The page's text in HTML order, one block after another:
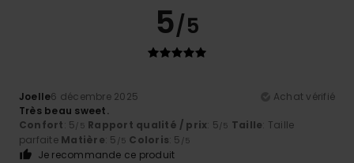
5/5
Joelle6 décembre 2025
Achat vérifié
Très beau sweet.
Confort: 5/5 Rapport qualité / prix: 5/5 Taille: Taille
parfaite Matière: 5 /5 Coloris: 5 /5
Je recommande ce produit